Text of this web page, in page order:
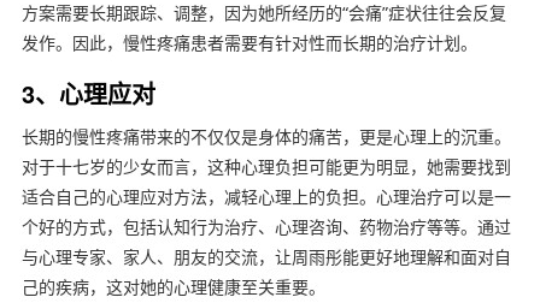
方案需要长期跟踪、调整，因为她所经历的“会痛”症状往往会反复
发作。因此，慢性疼痛患者需要有针对性而长期的治疗计划。
3、心理应对
长期的慢性疼痛带来的不仅仅是身体的痛苦，更是心理上的沉重。
对于十七岁的少女而言，这种心理负担可能更为明显，她需要找到
适合自己的心理应对方法，减轻心理上的负担。心理治疗可以是一
个好的方式，包括认知行为治疗、心理咨询、药物治疗等等。通过
与心理专家、家人、朋友的交流，让周雨彤能更好地理解和面对自
己的疾病，这对她的心理健康至关重要。